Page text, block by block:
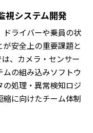
視システム開発
ドライバーや乗員の状
安全上の重要課題と
、カメラ・センサー
の組み込みソフトウ
処理・異常検知ロジ
に向けたチーム体制